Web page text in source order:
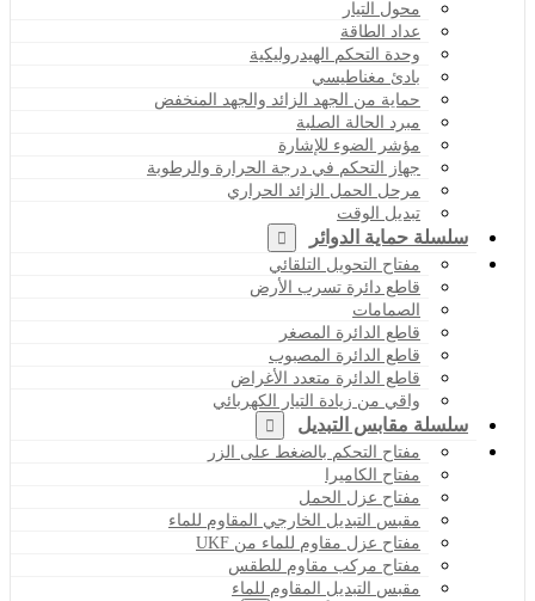
محول التيار
عداد الطاقة
وحدة التحكم الهيدروليكية
بادئ مغناطيسي
حماية من الجهد الزائد والجهد المنخفض
مبرد الحالة الصلبة
مؤشر الضوء للإشارة
جهاز التحكم في درجة الحرارة والرطوبة
مرحل الحمل الزائد الحراري
تبديل الوقت
سلسلة حماية الدوائر
مفتاح التحويل التلقائي
قاطع دائرة تسرب الأرض
الصمامات
قاطع الدائرة المصغر
قاطع الدائرة المصبوب
قاطع الدائرة متعدد الأغراض
واقي من زيادة التيار الكهربائي
سلسلة مقابس التبديل
مفتاح التحكم بالضغط على الزر
مفتاح الكاميرا
مفتاح عزل الحمل
مقبس التبديل الخارجي المقاوم للماء
مفتاح عزل مقاوم للماء من UKF
مفتاح مركب مقاوم للطقس
مقبس التبديل المقاوم للماء